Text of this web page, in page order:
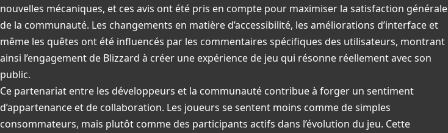
nouvelles mécaniques, et ces avis ont été pris en compte pour maximiser la satisfaction générale
de la communauté. Les changements en matière d’accessibilité, les améliorations d’interface et
même les quêtes ont été influencés par les commentaires spécifiques des utilisateurs, montrant
ainsi l’engagement de Blizzard à créer une expérience de jeu qui résonne réellement avec son
public.
Ce partenariat entre les développeurs et la communauté contribue à forger un sentiment
d’appartenance et de collaboration. Les joueurs se sentent moins comme de simples
consommateurs, mais plutôt comme des participants actifs dans l’évolution du jeu. Cette